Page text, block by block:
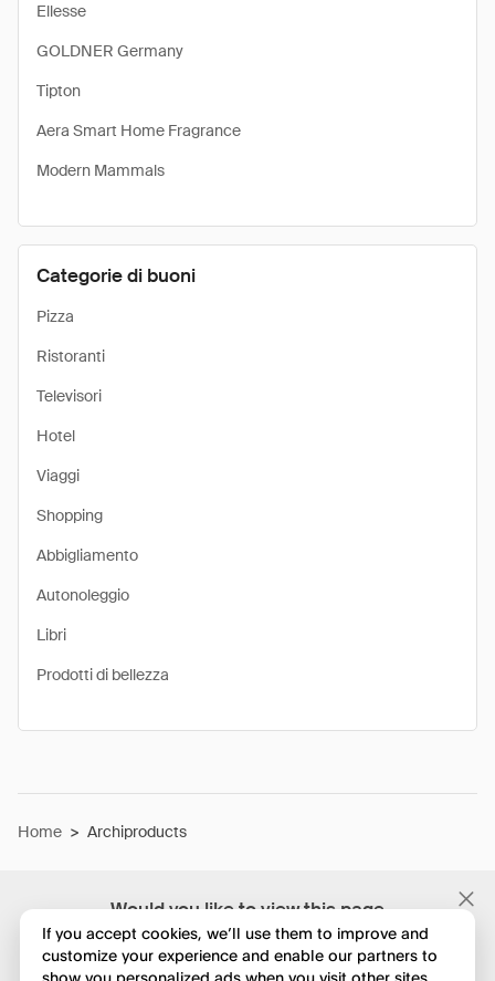
Would you like to view this page
in English?
Ellesse
GOLDNER Germany
Tipton
Aera Smart Home Fragrance
Modern Mammals
Categorie di buoni
Pizza
Ristoranti
Televisori
Hotel
Viaggi
Shopping
Abbigliamento
Autonoleggio
Libri
Prodotti di bellezza
Home > Archiproducts
If you accept cookies, we’ll use them to improve and
customize your experience and enable our partners to
show you personalized ads when you visit other sites.